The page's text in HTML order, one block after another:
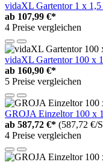
vidaXL Gartentor 1 x 1,5
ab 107,99 €*
4 Preise vergleichen
vidaXL Gartentor 100 x
ab 160,90 €*
5 Preise vergleichen
GROJA Einzeltor 100 x
ab 587,72 €* (587,72 €/
4 Preise vergleichen